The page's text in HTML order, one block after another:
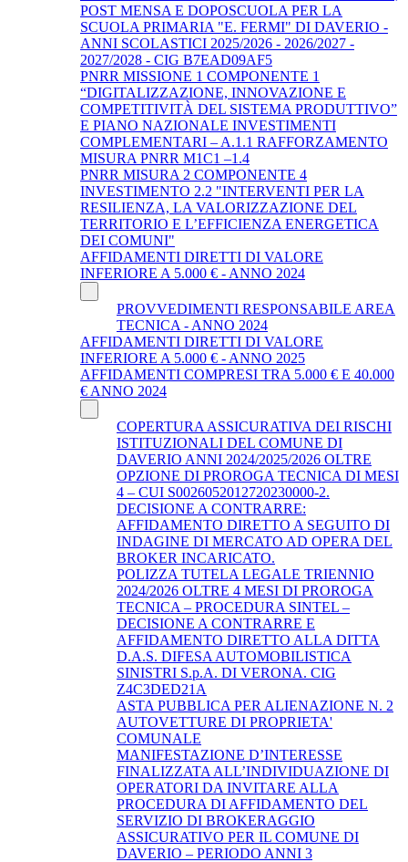
POST MENSA E DOPOSCUOLA PER LA
SCUOLA PRIMARIA "E. FERMI" DI DAVERIO -
ANNI SCOLASTICI 2025/2026 - 2026/2027 -
2027/2028 - CIG B7EAD09AF5
PNRR MISSIONE 1 COMPONENTE 1
“DIGITALIZZAZIONE, INNOVAZIONE E
COMPETITIVITÀ DEL SISTEMA PRODUTTIVO”
E PIANO NAZIONALE INVESTIMENTI
COMPLEMENTARI – A.1.1 RAFFORZAMENTO
MISURA PNRR M1C1 –1.4
PNRR MISURA 2 COMPONENTE 4
INVESTIMENTO 2.2 "INTERVENTI PER LA
RESILIENZA, LA VALORIZZAZIONE DEL
TERRITORIO E L’EFFICIENZA ENERGETICA
DEI COMUNI"
AFFIDAMENTI DIRETTI DI VALORE
INFERIORE A 5.000 € - ANNO 2024
PROVVEDIMENTI RESPONSABILE AREA
TECNICA - ANNO 2024
AFFIDAMENTI DIRETTI DI VALORE
INFERIORE A 5.000 € - ANNO 2025
AFFIDAMENTI COMPRESI TRA 5.000 € E 40.000
€ ANNO 2024
COPERTURA ASSICURATIVA DEI RISCHI
ISTITUZIONALI DEL COMUNE DI
DAVERIO ANNI 2024/2025/2026 OLTRE
OPZIONE DI PROROGA TECNICA DI MESI
4 – CUI S0026052012720230000-2.
DECISIONE A CONTRARRE:
AFFIDAMENTO DIRETTO A SEGUITO DI
INDAGINE DI MERCATO AD OPERA DEL
BROKER INCARICATO.
POLIZZA TUTELA LEGALE TRIENNIO
2024/2026 OLTRE 4 MESI DI PROROGA
TECNICA – PROCEDURA SINTEL –
DECISIONE A CONTRARRE E
AFFIDAMENTO DIRETTO ALLA DITTA
D.A.S. DIFESA AUTOMOBILISTICA
SINISTRI S.p.A. DI VERONA. CIG
Z4C3DED21A
ASTA PUBBLICA PER ALIENAZIONE N. 2
AUTOVETTURE DI PROPRIETA'
COMUNALE
MANIFESTAZIONE D’INTERESSE
FINALIZZATA ALL’INDIVIDUAZIONE DI
OPERATORI DA INVITARE ALLA
PROCEDURA DI AFFIDAMENTO DEL
SERVIZIO DI BROKERAGGIO
ASSICURATIVO PER IL COMUNE DI
DAVERIO – PERIODO ANNI 3